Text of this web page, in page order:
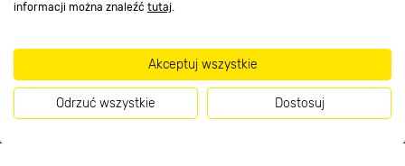
informacji można znaleźć tutaj.
Akceptuj wszystkie
Odrzuć wszystkie Dostosuj
Dołącz do nas